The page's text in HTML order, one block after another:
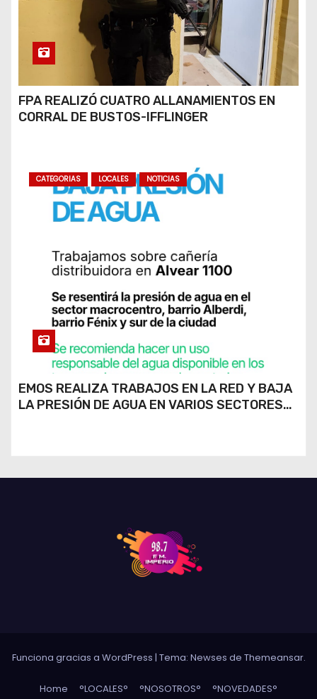
FPA REALIZÓ CUATRO ALLANAMIENTOS EN
CORRAL DE BUSTOS-IFFLINGER
CATEGORIAS LOCALES NOTICIAS
EMOS REALIZA TRABAJOS EN LA RED Y BAJA
LA PRESIÓN DE AGUA EN VARIOS SECTORES
Funciona gracias a WordPress | Tema: Newses de Themeansar.
Home °LOCALES° °NOSOTROS° °NOVEDADES°